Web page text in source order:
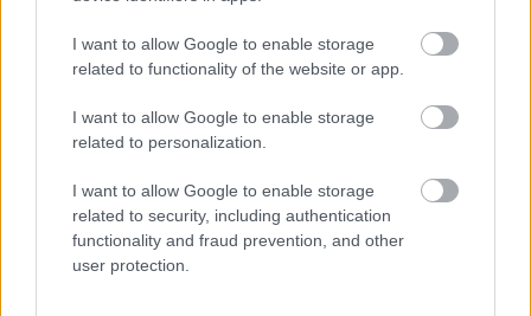
I want to allow Google to enable storage
related to functionality of the website or app.
I want to allow Google to enable storage
related to personalization.
I want to allow Google to enable storage
related to security, including authentication
functionality and fraud prevention, and other
user protection.